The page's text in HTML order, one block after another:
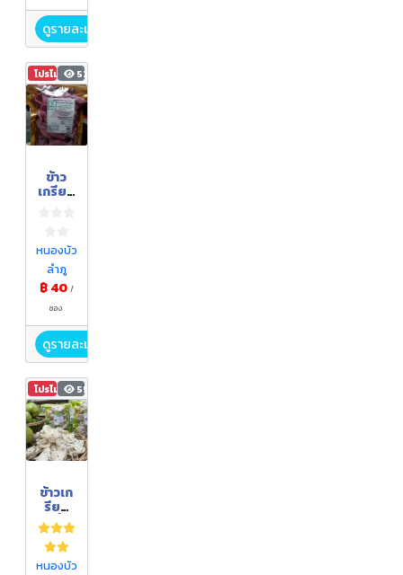
ดูรายละเอียด
โปรโมชัน 524
ข้าว
เกรียบ
หนองบัว
ลำภู
฿ 40 /
ซอง
ดูรายละเอียด
โปรโมชัน 553
ข้าวเก
รียบ
ฝรั่ง
กิมจู
หนองบัว